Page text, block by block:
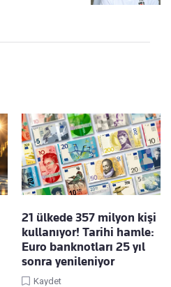
21 ülkede 357 milyon kişi
kullanıyor! Tarihi hamle:
Euro banknotları 25 yıl
sonra yenileniyor
Kaydet